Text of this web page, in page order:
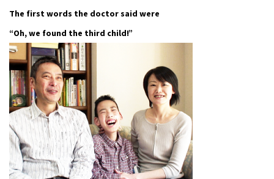
The first words the doctor said were
“Oh, we found the third child!”